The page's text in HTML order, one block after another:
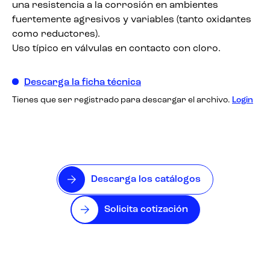
una resistencia a la corrosión en ambientes
fuertemente agresivos y variables (tanto oxidantes
como reductores).
Uso típico en válvulas en contacto con cloro.
Descarga la ficha técnica
Tienes que ser registrado para descargar el archivo. Login
Descarga los catálogos
Solicita cotización